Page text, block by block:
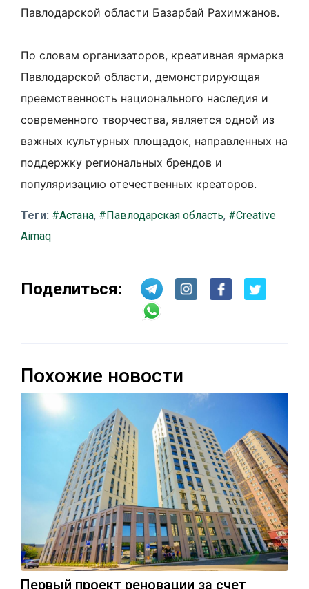
Павлодарской области Базарбай Рахимжанов.
По словам организаторов, креативная ярмарка
Павлодарской области, демонстрирующая
преемственность национального наследия и
современного творчества, является одной из
важных культурных площадок, направленных на
поддержку региональных брендов и
популяризацию отечественных креаторов.
Теги: #Астана, #Павлодарская область, #Creative
Aimaq
Поделиться:
Похожие новости
Первый проект реновации за счет